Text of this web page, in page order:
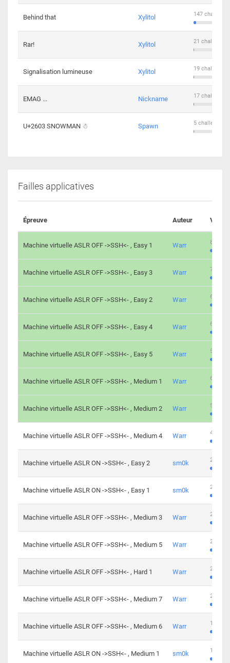
Behind that Xylitol 147
Rar! Xylitol 21
Signalisation lumineuse Xylitol 19
EMAG ... Nickname 17
U+2603 SNOWMAN ☃ Spawn 5 challengers
Failles applicatives
Épreuve Auteur
Machine virtuelle ASLR OFF ->SSH<- , Easy 1 Warr 801
Machine virtuelle ASLR OFF ->SSH<- , Easy 3 Warr 746
Machine virtuelle ASLR OFF ->SSH<- , Easy 2 Warr 681
Machine virtuelle ASLR OFF ->SSH<- , Easy 4 Warr 645
Machine virtuelle ASLR OFF ->SSH<- , Easy 5 Warr 561
Machine virtuelle ASLR OFF ->SSH<- , Medium 1 Warr 605
Machine virtuelle ASLR OFF ->SSH<- , Medium 2 Warr 509
Machine virtuelle ASLR OFF ->SSH<- , Medium 4 Warr 413
Machine virtuelle ASLR ON ->SSH<- , Easy 2 sm0k 247
Machine virtuelle ASLR ON ->SSH<- , Easy 1 sm0k 219
Machine virtuelle ASLR OFF ->SSH<- , Medium 3 Warr 280
Machine virtuelle ASLR OFF ->SSH<- , Medium 5 Warr 265
Machine virtuelle ASLR OFF ->SSH<- , Hard 1 Warr 224
Machine virtuelle ASLR OFF ->SSH<- , Medium 7 Warr 230
Machine virtuelle ASLR OFF ->SSH<- , Medium 6 Warr 168
Machine virtuelle ASLR ON ->SSH<- , Medium 1 sm0k 139